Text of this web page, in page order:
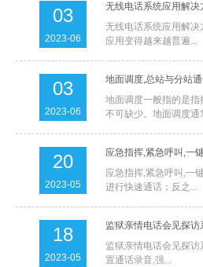
03
2023-06
无线电话系统应用解
无线电话系统应用解
应用变得越来越普遍...
03
2023-06
地面调度,总站与分站
地面调度一般指的是
不可缺少。地面调度通
20
2023-05
应急指挥,紧急呼叫,一
应急指挥,紧急呼叫,一
进行快速通话；反之...
18
2023-05
监狱亲情电话会见探
监狱亲情电话会见探
置通话录音,强...